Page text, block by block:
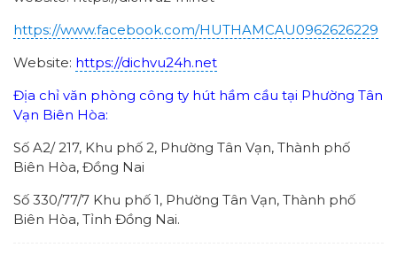
https://www.facebook.com/HUTHAMCAU0962626229
Website: https://dichvu24h.net
Địa chỉ văn phòng công ty hút hầm cầu tại Phường Tân
Vạn Biên Hòa:
Số A2/ 217, Khu phố 2, Phường Tân Vạn, Thành phố
Biên Hòa, Đồng Nai
Số 330/77/7 Khu phố 1, Phường Tân Vạn, Thành phố
Biên Hòa, Tỉnh Đồng Nai.